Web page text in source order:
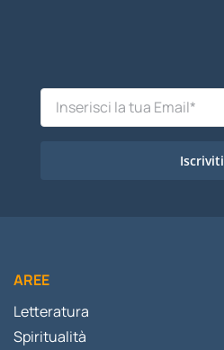
Iscriviti
AREE
Letteratura
Spiritualità